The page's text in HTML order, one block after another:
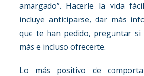
amargado”. Hacerle la vida
incluye anticiparse, dar más
que te han pedido, preguntar si
más e incluso ofrecerte.
Lo más positivo de